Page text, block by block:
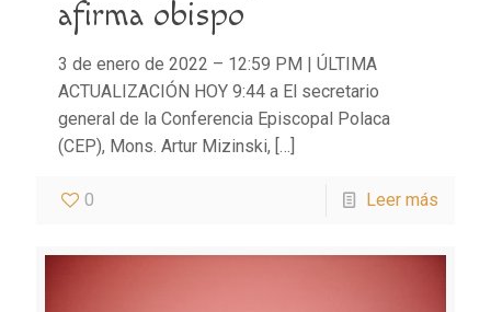
afirma obispo
3 de enero de 2022 – 12:59 PM | ÚLTIMA
ACTUALIZACIÓN HOY 9:44 a El secretario
general de la Conferencia Episcopal Polaca
(CEP), Mons. Artur Mizinski, […]
0 Leer más